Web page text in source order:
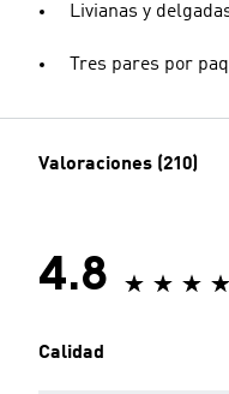
Livianas y
Tres pares por
Valoraciones (210)
4.8
Calidad